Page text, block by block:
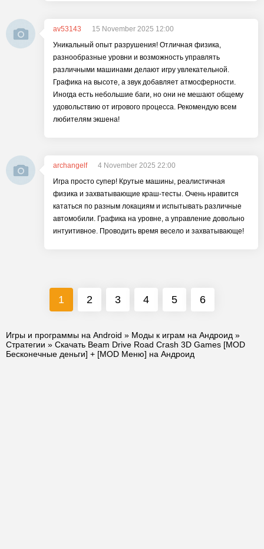
av53143
15 November 2025 12:00
Уникальный опыт разрушения! Отличная физика,
разнообразные уровни и возможность управлять
различными машинами делают игру увлекательной.
Графика на высоте, а звук добавляет атмосферности.
Иногда есть небольшие баги, но они не мешают общему
удовольствию от игрового процесса. Рекомендую всем
любителям экшена!
archangelf
4 November 2025 22:00
Игра просто супер! Крутые машины, реалистичная
физика и захватывающие краш-тесты. Очень нравится
кататься по разным локациям и испытывать различные
автомобили. Графика на уровне, а управление довольно
интуитивное. Проводить время весело и захватывающе!
1 2 3 4 5 6
Игры и программы на Android » Моды к играм на Андроид »
Стратегии » Скачать Beam Drive Road Crash 3D Games [MOD
Бесконечные деньги] + [MOD Меню] на Андроид